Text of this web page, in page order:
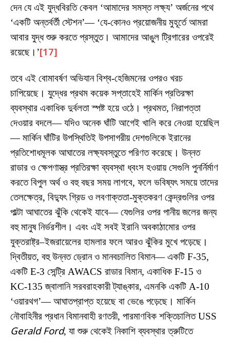
দেন যে এই যুদ্ধবিরতি কেবল ‘আমাদের সমস্ত লক্ষ্য’ অর্জনের পথে
‘একটি অন্তর্বর্তী স্টেশন’— ‘যে-কোনও প্রয়োজনীয় মুহূর্তে আমরা
আবার যুদ্ধ শুরু করতে প্রস্তুত। আমাদের আঙুল ট্রিগারের ওপরেই
রয়েছে।’[17]
তবে এই বোমাবর্ষণ অভিযান বিশ্ব-হেজিমনের ওপরও খরচ
চাপিয়েছে। যুদ্ধের প্রথম কয়েক সপ্তাহেই মার্কিন প্রতিরক্ষা
ব্যবস্থার একাধিক দুর্বলতা স্পষ্ট হয়ে ওঠে। প্রথমত, নিরাপত্তা
দেওয়ার বদলে— যদিও অনেক ঘাঁটি আগেই খালি করে নেওয়া হয়েছিল
— মার্কিন ঘাঁটির উপস্থিতিই উপসাগরীয় দেশগুলিকে ইরানের
প্রতিশোধমূলক আঘাতের লক্ষ্যবস্তুতে পরিণত করেছে। উন্নত
রাডার ও ক্ষেপণাস্ত্র প্রতিরক্ষা ব্যবস্থা ধ্বংস হওয়ায় সেগুলি পুনর্নির্মাণ
করতে বিপুল অর্থ ও বহু বছর সময় লাগবে, ফলে ভবিষ্যৎ সময়ে তাদের
তেলক্ষেত্র, বিদ্যুৎ গ্রিড ও লবণাক্ততা-মুক্তকরণ কেন্দ্রগুলির ওপর
পাল্টা আঘাতের ঝুঁকি থেকেই যাবে— যেগুলির ওপর পানীয় জলের জন্য
বহু মানুষ নির্ভরশীল। এবং এই সবই ইরানি অবকাঠামোর ওপর
যুক্তরাষ্ট্র–ইজরায়েলের হামলার ফলে আরও ঝুঁকির মুখে পড়েছে।
দ্বিতীয়ত, বহু উন্নত ড্রোন ও মানবচালিত বিমান— একটি F-35,
একটি E-3 সেন্ট্রি AWACS রাডার বিমান, একাধিক F-15 ও
KC-135 জ্বালানি সরবরাহকারী ট্যাঙ্কার, এমনকি একটি A-10
‘ওয়ারথগ’— আঘাতপ্রাপ্ত হয়েছে বা ভেঙে পড়েছে। মার্কিন
নৌবাহিনীর প্রধান বিমানবাহী রণতরী, পারমাণবিক শক্তিচালিত USS
Gerald Ford, যা শুরু থেকেই নিকাশি ব্যবস্থার ত্রুটিতে